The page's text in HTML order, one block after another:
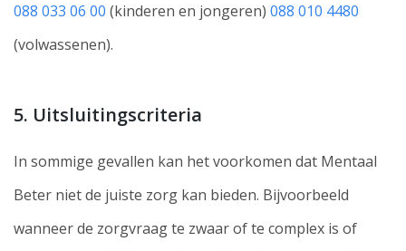
088 033 06 00 (kinderen en jongeren) 088 010 4480
(volwassenen).
5. Uitsluitingscriteria
In sommige gevallen kan het voorkomen dat Mentaal
Beter niet de juiste zorg kan bieden. Bijvoorbeeld
wanneer de zorgvraag te zwaar of te complex is of